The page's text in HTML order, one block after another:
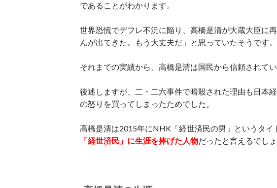
であることがわかります。
世界恐慌でデフレ不況に陥り、高橋是清が大蔵大臣に
んが出てきた。もう大丈夫だ」と思っていたそうです
それまでの実績から、高橋是清は国民から信頼されてい
後述しますが、二・二六事件で暗殺された理由も日本
の怒りを買ってしまったためでした。
高橋是清は2015年にNHK「経世済民の男」というタ
「経世済民」に生涯を捧げた人物だったと言えるでしょ